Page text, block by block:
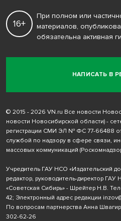
НАПИСАТЬ В
16+
При полном или
материалов,
обязательна активная
© 2015 - 2026 VN.ru Все новости
новости Новосибирской области) -
регистрации СМИ ЭЛ № ФС 77-66488
службой по надзору в сфере связи,
массовых коммуникаций
Учредитель ГАУ НСО «Издательский
редактор, руководитель-директор
«Советская Сибирь» - Шрейтер Н.В.
42; Электронный адрес редакции
По вопросам партнерства Анна
302-62-26